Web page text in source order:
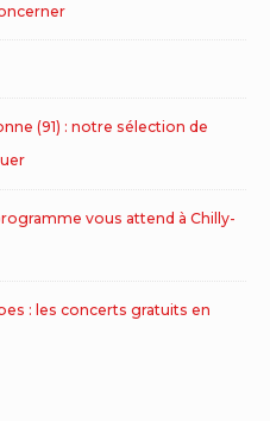
(91) : notre sélection de
vous attend à Chilly-
: les concerts gratuits en